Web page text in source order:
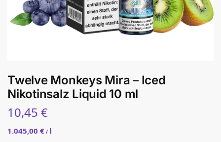
Twelve Monkeys Mira – Iced
Nikotinsalz Liquid 10 ml
10,45 €
1.045,00 € / l